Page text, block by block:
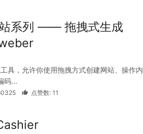
系列 —— 拖拽式生成
具，允许你使用拖拽方式创建网站、操作内
码...
点赞数: 11